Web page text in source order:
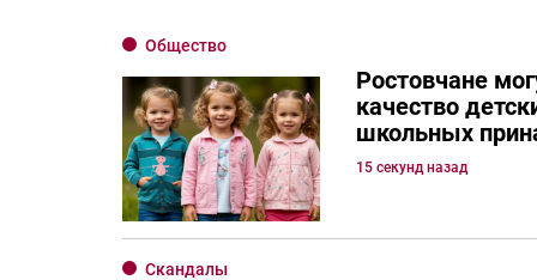
Общество
Ростовчане
качество
школьных
15 секунд назад
Скандалы